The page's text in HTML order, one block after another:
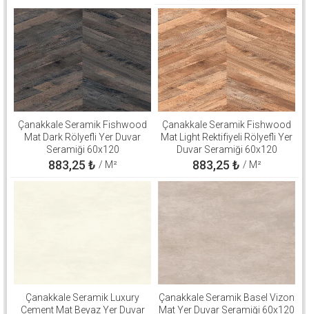
Çanakkale Seramik Fishwood
Mat Dark Rölyefli Yer Duvar
Seramiği 60x120
310100503126
883,25 ₺ / M²
Çanakkale Seramik Fishwood
Mat Light Rektifiyeli Rölyefli Yer
Duvar Seramiği 60x120
310100503125
883,25 ₺ / M²
Çanakkale Seramik Luxury
Cement Mat Beyaz Yer Duvar
Çanakkale Seramik Basel Vizon
Mat Yer Duvar Seramiği 60x120